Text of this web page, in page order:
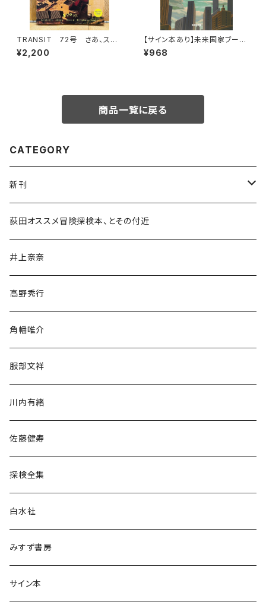
TRANSIT 72号 さあ、スペ
インへ！ 太陽と海と土の国
¥2,200
【サイン本あり】未来国家ブータ
ン
¥968
商品一覧に戻る
CATEGORY
新刊
和書
文学・小説・物語
随筆・ノンフィクション・その他
民族・風習
言語・ことば
荻田オススメ冒険探検本、とその付近
井上奈奈
高野秀行
角幡唯介
服部文祥
川内有緒
佐藤健寿
探検全集
白水社
みすず書房
サイン本